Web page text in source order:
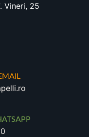
Vineri, 25